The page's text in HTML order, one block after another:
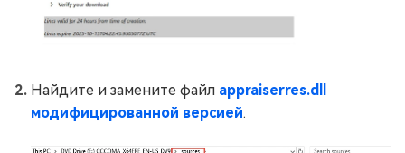
Найдите и замените файл appraiserres.dll
модифицированной версией.